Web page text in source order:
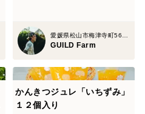
GUILD Farm
かんきつジュレ「いちずみ」
１２個入り